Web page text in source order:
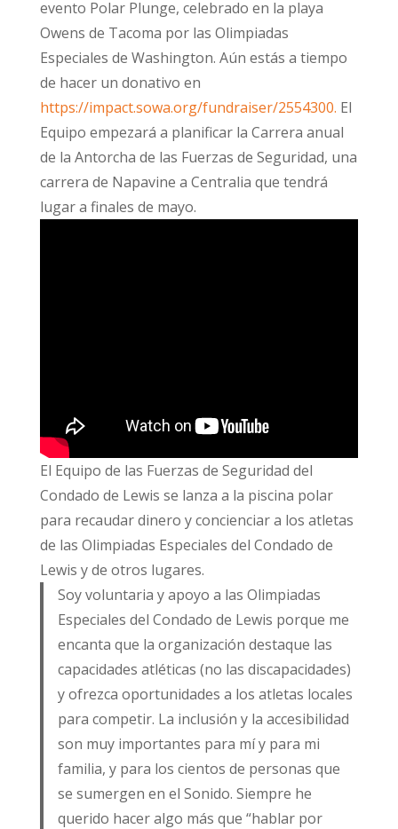
evento Polar Plunge, celebrado en la playa
Owens de Tacoma por las Olimpiadas
Especiales de Washington. Aún estás a tiempo
de hacer un donativo en
https://impact.sowa.org/fundraiser/2554300. El
Equipo empezará a planificar la Carrera anual
de la Antorcha de las Fuerzas de Seguridad, una
carrera de Napavine a Centralia que tendrá
lugar a finales de mayo.
El Equipo de las Fuerzas de Seguridad del
Condado de Lewis se lanza a la piscina polar
para recaudar dinero y concienciar a los atletas
de las Olimpiadas Especiales del Condado de
Lewis y de otros lugares.
Soy voluntaria y apoyo a las Olimpiadas
Especiales del Condado de Lewis porque me
encanta que la organización destaque las
capacidades atléticas (no las discapacidades)
y ofrezca oportunidades a los atletas locales
para competir. La inclusión y la accesibilidad
son muy importantes para mí y para mi
familia, y para los cientos de personas que
se sumergen en el Sonido. Siempre he
querido hacer algo más que “hablar por